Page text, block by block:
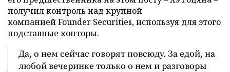
получил контроль над крупной
компанией Founder Securities, используя для этого
подставные конторы.
Да, о нем сейчас говорят повсюду. За едой, на
любой вечеринке только о нем и разговоры